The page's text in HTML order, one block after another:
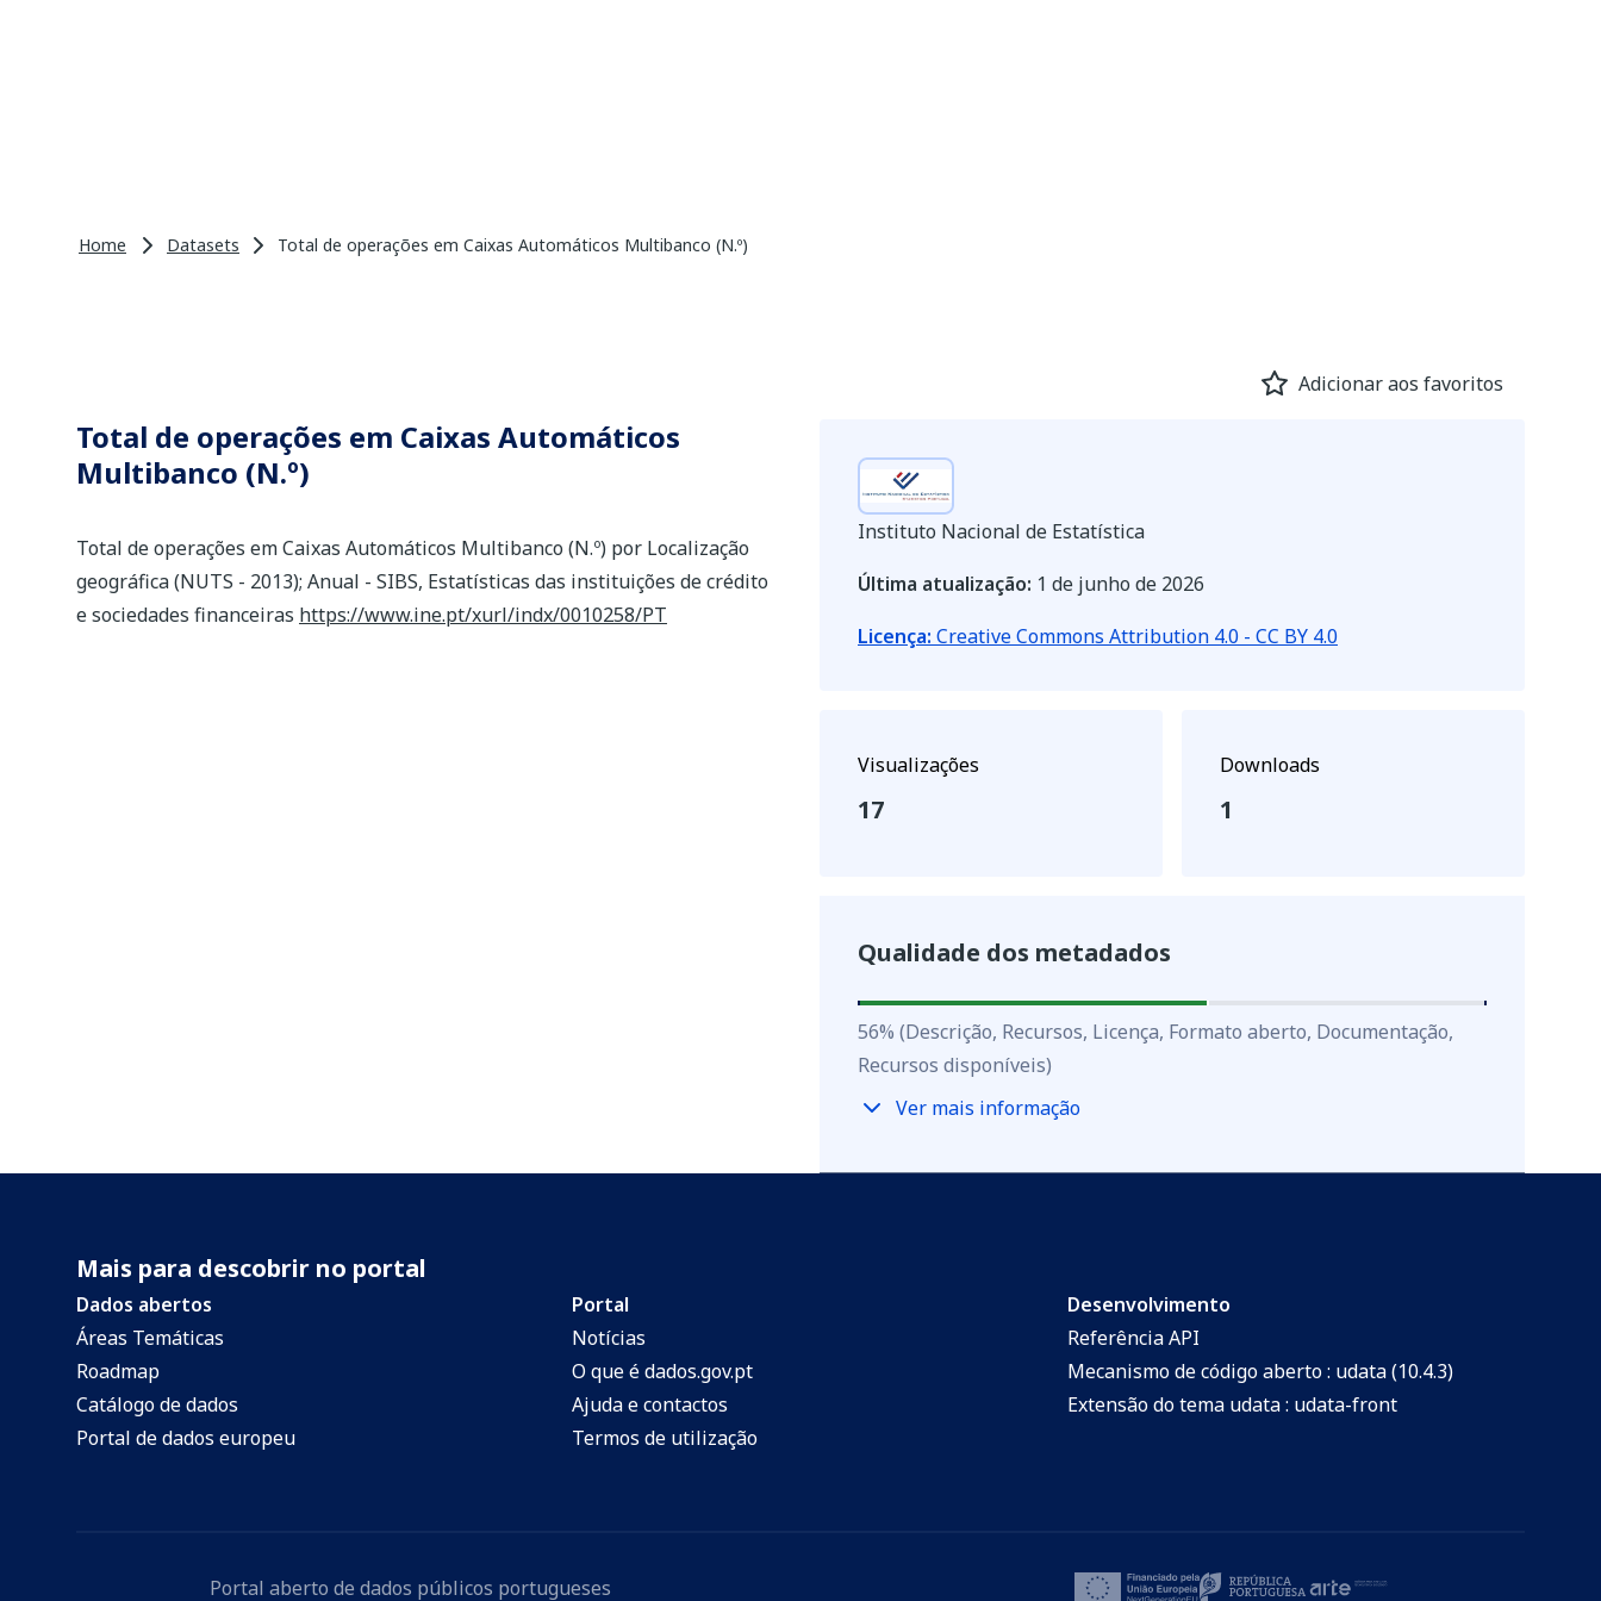
Home Datasets Total de operações em Caixas Automáticos Multibanco (N.º)
Adicionar aos favoritos
Total de operações em Caixas Automáticos
Multibanco (N.º)
Total de operações em Caixas Automáticos Multibanco (N.º) por Localização
geográfica (NUTS - 2013); Anual - SIBS, Estatísticas das instituições de crédito
e sociedades financeiras https://www.ine.pt/xurl/indx/0010258/PT
Instituto Nacional de Estatística
Última atualização: 1 de junho de 2026
Licença: Creative Commons Attribution 4.0 - CC BY 4.0
Visualizações
17
Downloads
1
Qualidade dos metadados
56%
56% (Descrição, Recursos, Licença, Formato aberto, Documentação,
Recursos disponíveis)
Ver mais informação
Mais para descobrir no portal
Dados abertos
Áreas Temáticas
Roadmap
Catálogo de dados
Portal de dados europeu
Portal
Notícias
O que é dados.gov.pt
Ajuda e contactos
Termos de utilização
Desenvolvimento
Referência API
Mecanismo de código aberto : udata (10.4.3)
Extensão do tema udata : udata-front
Portal aberto de dados públicos portugueses